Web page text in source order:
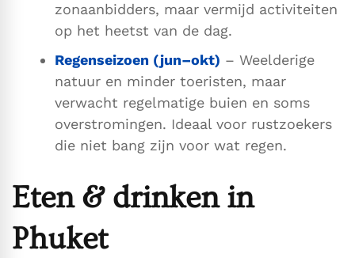
zonaanbidders, maar vermijd activiteiten
op het heetst van de dag.
Regenseizoen (jun–okt) – Weelderige
natuur en minder toeristen, maar
verwacht regelmatige buien en soms
overstromingen. Ideaal voor rustzoekers
die niet bang zijn voor wat regen.
Eten & drinken in
Phuket